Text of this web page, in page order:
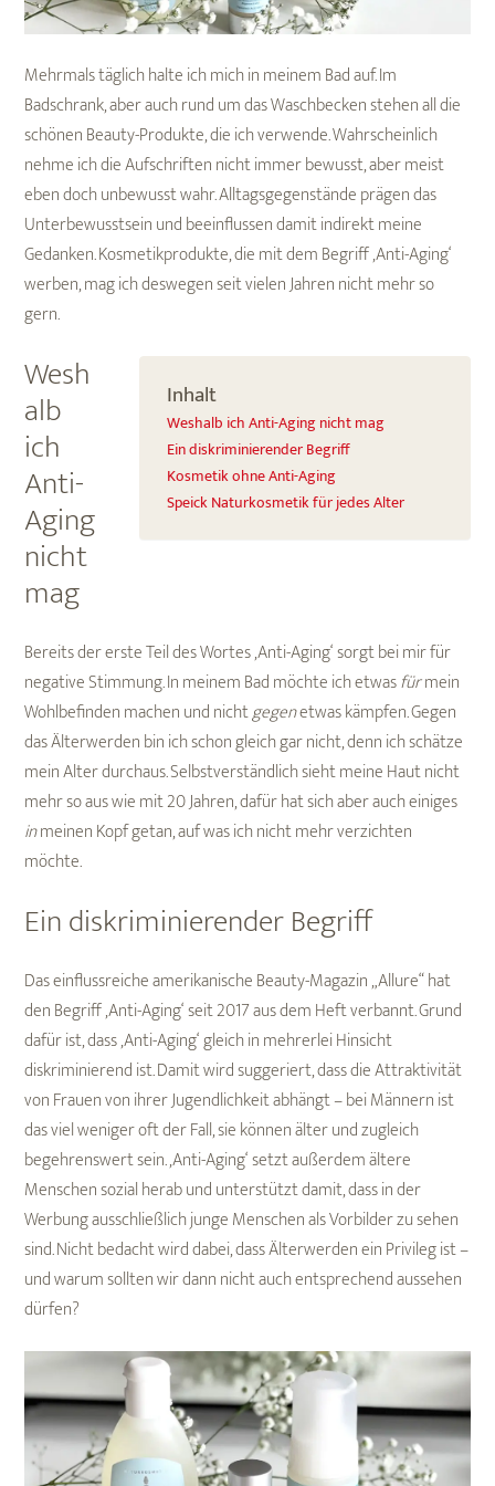
Mehrmals täglich halte ich mich in meinem Bad auf. Im
Badschrank, aber auch rund um das Waschbecken stehen all die
schönen Beauty-Produkte, die ich verwende. Wahrscheinlich
nehme ich die Aufschriften nicht immer bewusst, aber meist
eben doch unbewusst wahr. Alltagsgegenstände prägen das
Unterbewusstsein und beeinflussen damit indirekt meine
Gedanken. Kosmetikprodukte, die mit dem Begriff ‚Anti-Aging‘
werben, mag ich deswegen seit vielen Jahren nicht mehr so
gern.
Inhalt
Weshalb ich Anti-Aging nicht mag
Ein diskriminierender Begriff
Kosmetik ohne Anti-Aging
Speick Naturkosmetik für jedes Alter
Wesh
alb
ich
Anti-
Aging
nicht
mag
Bereits der erste Teil des Wortes ‚Anti-Aging‘ sorgt bei mir für
negative Stimmung. In meinem Bad möchte ich etwasfürmein
Wohlbefinden machen und nichtgegenetwas kämpfen. Gegen
das Älterwerden bin ich schon gleich gar nicht, denn ich schätze
mein Alter durchaus. Selbstverständlich sieht meine Haut nicht
mehr so aus wie mit 20 Jahren, dafür hat sich aber auch einiges
inmeinen Kopf getan, auf was ich nicht mehr verzichten
möchte.
Ein diskriminierender Begriff
Das einflussreiche amerikanische Beauty-Magazin „Allure“ hat
den Begriff ‚Anti-Aging‘ seit 2017 aus dem Heft verbannt. Grund
dafür ist, dass ‚Anti-Aging‘ gleich in mehrerlei Hinsicht
diskriminierend ist. Damit wird suggeriert, dass die Attraktivität
von Frauen von ihrer Jugendlichkeit abhängt – bei Männern ist
das viel weniger oft der Fall, sie können älter und zugleich
begehrenswert sein. ‚Anti-Aging‘ setzt außerdem ältere
Menschen sozial herab und unterstützt damit, dass in der
Werbung ausschließlich junge Menschen als Vorbilder zu sehen
sind. Nicht bedacht wird dabei, dass Älterwerden ein Privileg ist –
und warum sollten wir dann nicht auch entsprechend aussehen
dürfen?